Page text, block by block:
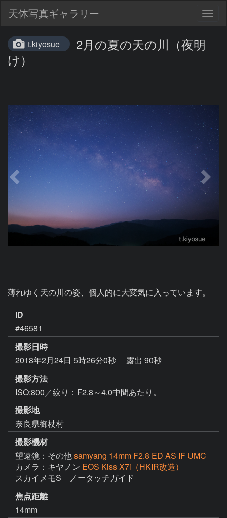
天体写真ギャラリー
t.kiyosue
2月の夏の天の川（夜明
け）
薄れゆく天の川の姿、個人的に大変気に入っています。
ID
#46581
撮影日時
2018年2月24日 5時26分0秒
露出 90秒
撮影方法
ISO:800／絞り：F2.8～4.0中間あたり。
撮影地
奈良県御杖村
撮影機材
望遠鏡：その他samyang 14mm F2.8 ED AS IF UMC
カメラ：キヤノン EOS Kiss X7i（HKIR改造）
スカイメモS　ノータッチガイド
焦点距離
14mm